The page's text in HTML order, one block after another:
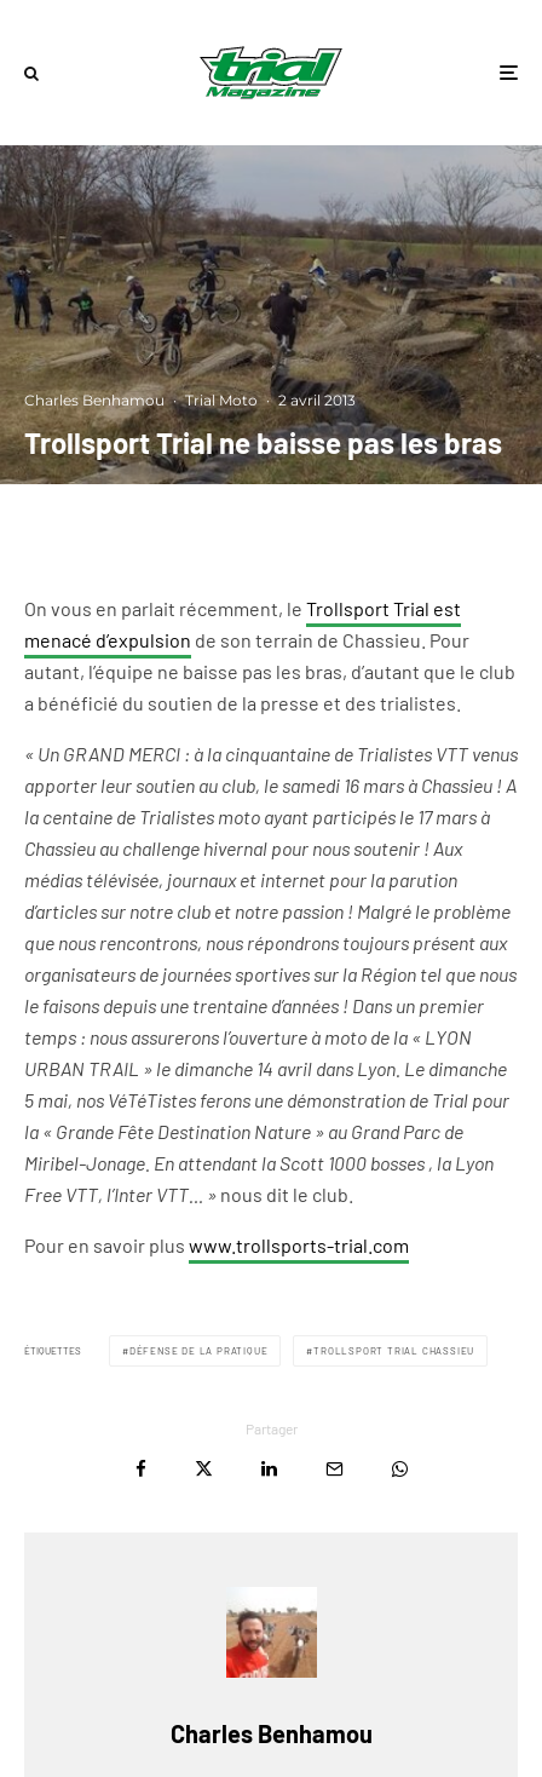
Charles Benhamou · Trial Moto · 2 avril 2013
Trollsport Trial ne baisse pas les bras
On vous en parlait récemment, le Trollsport Trial est
menacé d’expulsion de son terrain de Chassieu. Pour
autant, l’équipe ne baisse pas les bras, d’autant que le club
a bénéficié du soutien de la presse et des trialistes.
« Un GRAND MERCI : à la cinquantaine de Trialistes VTT venus
apporter leur soutien au club, le samedi 16 mars à Chassieu ! A
la centaine de Trialistes moto ayant participés le 17 mars à
Chassieu au challenge hivernal pour nous soutenir ! Aux
médias télévisée, journaux et internet pour la parution
d’articles sur notre club et notre passion ! Malgré le problème
que nous rencontrons, nous répondrons toujours présent aux
organisateurs de journées sportives sur la Région tel que nous
le faisons depuis une trentaine d’années ! Dans un premier
temps : nous assurerons l’ouverture à moto de la « LYON
URBAN TRAIL » le dimanche 14 avril dans Lyon. Le dimanche
5 mai, nos VéTéTistes ferons une démonstration de Trial pour
la « Grande Fête Destination Nature » au Grand Parc de
Miribel-Jonage. En attendant la Scott 1000 bosses , la Lyon
Free VTT, l’Inter VTT… » nous dit le club.
Pour en savoir plus www.trollsports-trial.com
ÉTIQUETTES DÉFENSE DE LA PRATIQUE TROLLSPORT TRIAL CHASSIEU
Partager
Charles Benhamou